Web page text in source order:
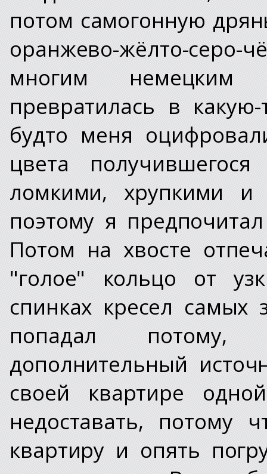
потом самогонную
оранжево-жёлто-серо-
многим немецким
превратилась в
будто меня
цвета
ломкими, хрупкими
поэтому я
Потом на хвосте
"голое" кольцо от
спинках кресел самых
попадал
дополнительный
своей квартире
недоставать, потому
квартиру и опять